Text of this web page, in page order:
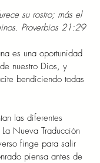
su rostro; más el
Proverbios 21:29
es una oportunidad
nuestro Dios, y
bendiciendo todas
las diferentes
Nueva Traducción
finge para salir
piensa antes de